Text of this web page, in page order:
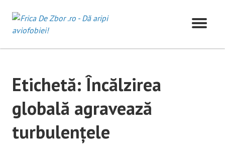
content
Etichetă:Încălzirea
globală agravează
turbulențele